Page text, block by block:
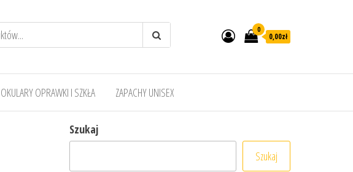
0
0,00zł
OKULARY OPRAWKI I SZKŁA ZAPACHY UNISEX
Szukaj
Szukaj